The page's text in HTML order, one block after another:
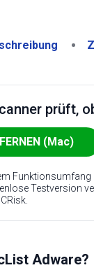
prüft,
(Mac)
Funktionsumfang
Testversion
Adware?